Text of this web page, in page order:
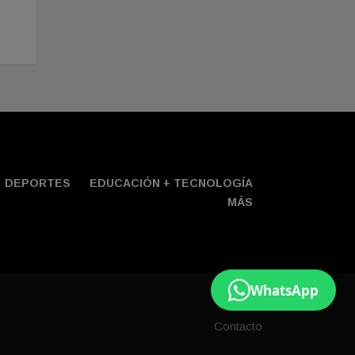
WhatsApp
DEPORTES
EDUCACIÓN + TECNOLOGÍ­A
MÁS
Contacto